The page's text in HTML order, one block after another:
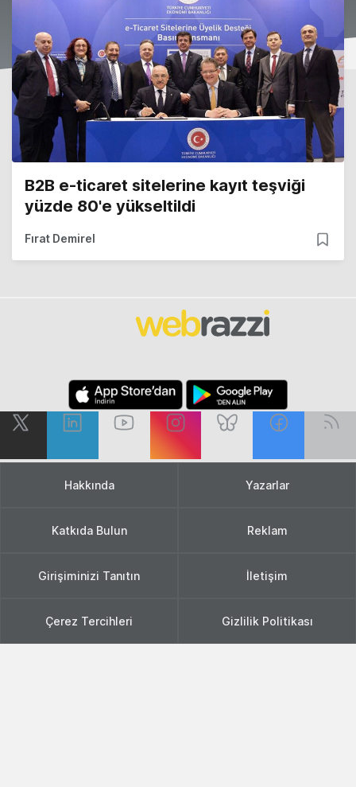
B2B e-ticaret sitelerine kayıt teşviği
yüzde 80'e yükseltildi
Fırat Demirel
Hakkında Yazarlar
Katkıda Bulun Reklam
Girişiminizi Tanıtın İletişim
Çerez Tercihleri Gizlilik Politikası